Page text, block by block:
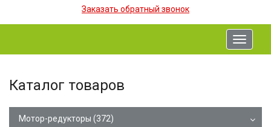
Заказать обратный звонок
Toggle
Каталог товаров
Мотор-редукторы (372)